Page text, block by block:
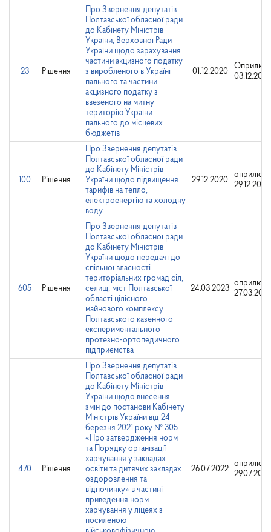
23 Рішення
Про Звернення депутатів
Полтавської обласної ради
до Кабінету Міністрів
України, Верховної Ради
України щодо зарахування
частини акцизного податку
з виробленого в Україні
пального та частини
акцизного податку з
ввезеного на митну
територію України
пального до місцевих
бюджетів
01.12.2020
03.12.2020
100 Рішення
Про Звернення депутатів
Полтавської обласної ради
до Кабінету Міністрів
України щодо підвищення
тарифів на тепло,
електроенергію та холодну
воду
29.12.2020
29.12.2020
605 Рішення
Про Звернення депутатів
Полтавської обласної ради
до Кабінету Міністрів
України щодо передачі до
спільної власності
територіальних громад сіл,
селищ, міст Полтавської
області цілісного
майнового комплексу
Полтавського казенного
експериментального
протезно-ортопедичного
підприємства
24.03.2023
27.03.2023
470 Рішення
Про Звернення депутатів
Полтавської обласної ради
до Кабінету Міністрів
України щодо внесення
змін до постанови Кабінету
Міністрів України від 24
березня 2021 року № 305
«Про затвердження норм
та Порядку організації
харчування у закладах
освіти та дитячих закладах
оздоровлення та
відпочинку» в частині
приведення норм
харчування у ліцеях з
посиленою
26.07.2022
29.07.2022